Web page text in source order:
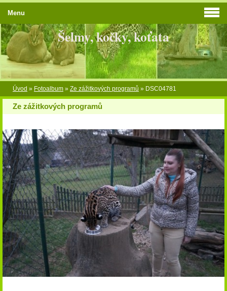
Šelmy, kočky, koťata
Úvod » Fotoalbum » Ze zážitkových programů » DSC04781
Ze zážitkových programů
Menu